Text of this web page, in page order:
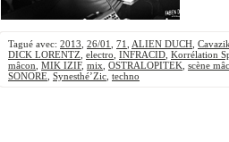
Tagué avec: 2013 26/01 71 ALIEN DUCH Cavazik
DICK LORENTZ electro INFRACID Korrélation
mâcon MIK IZIF, mix OSTRALOPITEK scène
SONORE Synesthé’Zic techno